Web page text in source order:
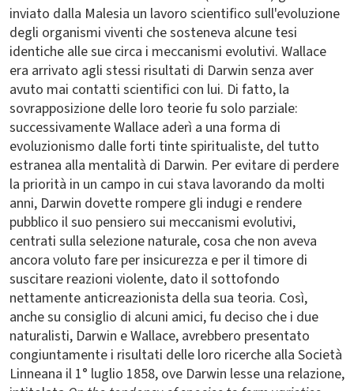
inviato dalla Malesia un lavoro scientifico sull'evoluzione
degli organismi viventi che sosteneva alcune tesi
identiche alle sue circa i meccanismi evolutivi. Wallace
era arrivato agli stessi risultati di Darwin senza aver
avuto mai contatti scientifici con lui. Di fatto, la
sovrapposizione delle loro teorie fu solo parziale:
successivamente Wallace aderì a una forma di
evoluzionismo dalle forti tinte spiritualiste, del tutto
estranea alla mentalità di Darwin. Per evitare di perdere
la priorità in un campo in cui stava lavorando da molti
anni, Darwin dovette rompere gli indugi e rendere
pubblico il suo pensiero sui meccanismi evolutivi,
centrati sulla selezione naturale, cosa che non aveva
ancora voluto fare per insicurezza e per il timore di
suscitare reazioni violente, dato il sottofondo
nettamente anticreazionista della sua teoria. Così,
anche su consiglio di alcuni amici, fu deciso che i due
naturalisti, Darwin e Wallace, avrebbero presentato
congiuntamente i risultati delle loro ricerche alla Società
Linneana il 1° luglio 1858, ove Darwin lesse una relazione,